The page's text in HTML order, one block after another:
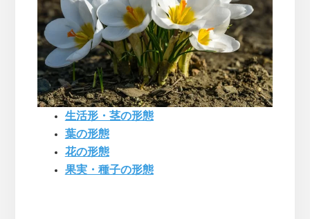
生活形・茎の形態
葉の形態
花の形態
果実・種子の形態